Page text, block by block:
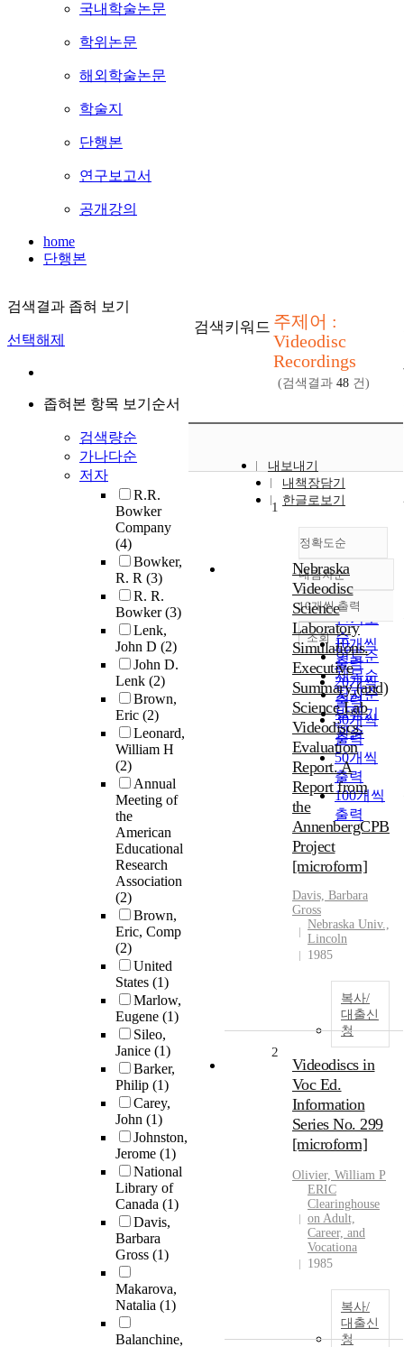
국내학술논문
학위논문
해외학술논문
학술지
단행본
연구보고서
공개강의
home
단행본
검색결과 좁혀 보기
선택해제
좁혀본 항목 보기순서
검색량순
가나다순
저자
R.R.
Bowker
Company
(4)
Bowker,
R. R (3)
R. R.
Bowker(3)
Lenk,
John D (2)
John D.
Lenk (2)
Brown,
Eric (2)
Leonard,
William H
(2)
Annual
Meeting of
the
American
Educational
Research
Association
(2)
Brown,
Eric, Comp
(2)
United
States (1)
Marlow,
Eugene (1)
Sileo,
Janice (1)
Barker,
Philip (1)
Carey,
John (1)
Johnston,
Jerome (1)
National
Library of
Canada (1)
Davis,
Barbara
Gross (1)
Makarova,
Natalia (1)
Balanchine,
검색키워드 주제어 :
Videodisc
Recordings
(검색결과 48 건)
내보내기
내책장담기
한글로보기
정확도순
정확도
순
인기도
순
연도순
제목순
저자순
발행기
관순
내림차순
내림차순
10개씩 출력
10개씩
출력
20개씩
출력
30개씩
출력
50개씩
출력
100개씩
출력
조회
1
Nebraska
Videodisc
Science
Laboratory
Simulations.
Executive
Summary (and)
Science Lab
Videodiscs:
Evaluation
Report. A
Report from
the
AnnenbergCPB
Project
[microform]
Davis, Barbara
Gross
Nebraska Univ.,
Lincoln
1985
복사/
대출신
청
2
Videodiscs in
Voc Ed.
Information
Series No. 299
[microform]
Olivier, William P
ERIC
Clearinghouse
on Adult,
Career, and
Vocationa
1985
복사/
대출신
청